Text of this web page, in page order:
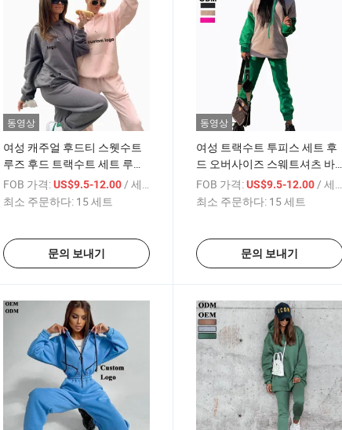
동영상
여성 캐주얼 후드티 스웻수트
루즈 후드 트랙수트 세트 루즈
핏 편안한 착용감 긴 소매 후드
티 스웻셔츠 사이드 포켓 포함
FOB 가격:US$9.5-12.00 / 세트
최소 주문하다: 15 세트
문의 보내기
동영상
여성 트랙수트 투피스 세트 후
드 오버사이즈 스웨트셔츠 바
지 단색 후디 수트 봄 가을 캐주
얼 의상
FOB 가격: US$9.5-12.00 / 세트
최소 주문하다: 15 세트
문의 보내기